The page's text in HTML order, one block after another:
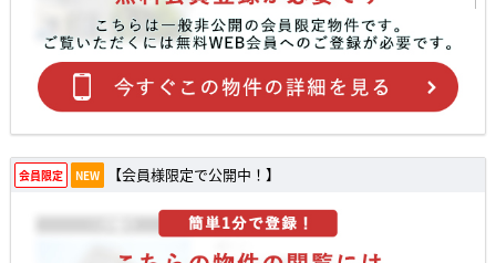
会員限定 NEW 【会員様限定で公開中！】